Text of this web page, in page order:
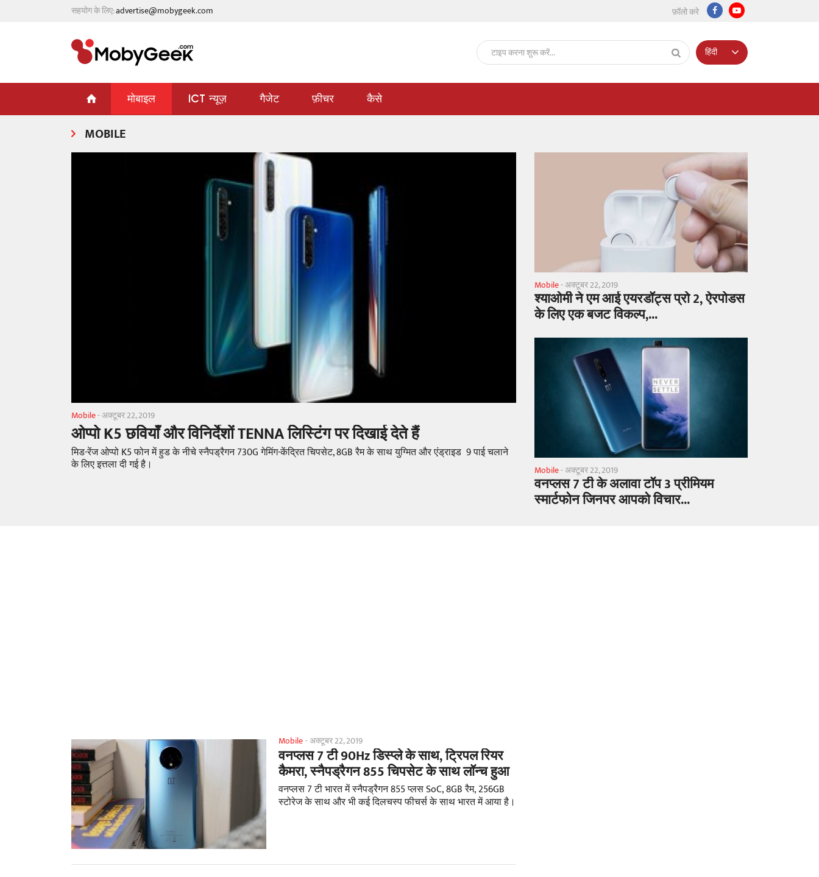
सहयोग के लिए:advertise@mobygeek.com फ़ॉलो करे
मोबाइल ICT न्यूज़ गैजेट फ़ीचर कैसे
हिंदी
MOBILE
Mobile-अक्टूबर 22, 2019
ओप्पो K5 छवियाँ और विनिर्देशों TENNA लिस्टिंग पर दिखाई देते हैं
मिड-रेंज ओप्पो K5 फोन में हुड के नीचे स्नैपड्रैगन 730G गेमिंग-केंद्रित चिपसेट, 8GB रैम के साथ युग्मित और एंड्राइड 9 पाई चलाने
के लिए इत्तला दी गई है।
Mobile-अक्टूबर 22, 2019
श्याओमी ने एम आई एयरडॉट्स प्रो 2, ऐरपोडस
के लिए एक बजट विकल्प,...
Mobile-अक्टूबर 22, 2019
वनप्लस 7 टी के अलावा टॉप 3 प्रीमियम
स्मार्टफोन जिनपर आपको विचार...
Mobile-अक्टूबर 22, 2019
वनप्लस 7 टी 90Hz डिस्प्ले के साथ, ट्रिपल रियर
कैमरा, स्नैपड्रैगन 855 चिपसेट के साथ लॉन्च हुआ
वनप्लस 7 टी भारत में स्नैपड्रैगन 855 प्लस SoC, 8GB रैम, 256GB
स्टोरेज के साथ और भी कई दिलचस्प फीचर्स के साथ भारत में आया है।